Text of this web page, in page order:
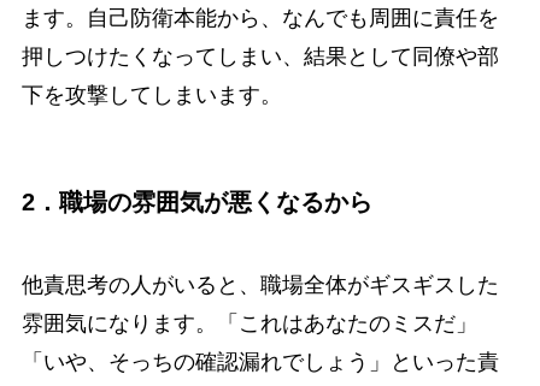
ます。自己防衛本能から、なんでも周囲に責任を
押しつけたくなってしまい、結果として同僚や部
下を攻撃してしまいます。
2．職場の雰囲気が悪くなるから
他責思考の人がいると、職場全体がギスギスした
雰囲気になります。「これはあなたのミスだ」
「いや、そっちの確認漏れでしょう」といった責